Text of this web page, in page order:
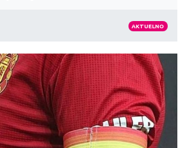
AKTUELNO